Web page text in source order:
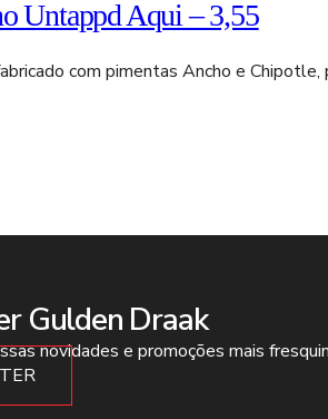
Untappd Aqui – 3,55
com pimentas Ancho e Chipotle,
Gulden Draak
novidades e promoções mais